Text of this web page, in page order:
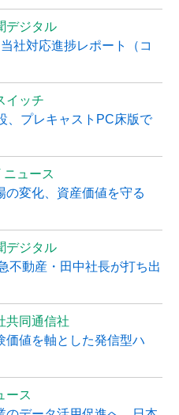
デジタル
社対応進捗レポート（コ
イッチ
、プレキャストPC床版で
ュース
の変化、資産価値を守る
デジタル
不動産・田中社長が打ち出
共同通信社
価値を軸とした発信型ハ
ース